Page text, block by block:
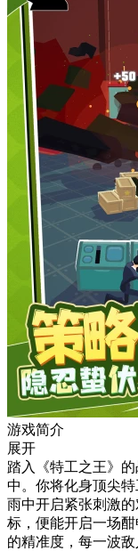
游戏简介
展开
踏入《特工之王》
中。你将化身顶尖
雨中开启紧张刺激
标，便能开启一场
的精准度，每一波